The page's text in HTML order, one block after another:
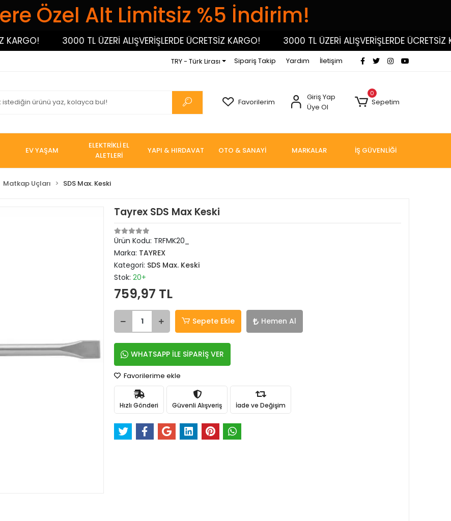
Özel Alt Limitsiz %5 İndirim!
3000 TL ÜZERİ ALIŞVERİŞLERDE ÜCRETSİZ KARGO! 3000 TL ÜZERİ ALIŞVERİŞLERDE ÜCRETSİZ
TRY - Türk Lirası Sipariş Takip Yardım İletişim
Favorilerim
Giriş Yap
Üye Ol
0
Sepetim
EV YAŞAM
ELEKTRİKLİ EL
ALETLERİ
YAPI & HIRDAVAT OTO & SANAYİ MARKALAR İŞ GÜVENLİĞİ
Matkap Uçları SDS Max. Keski
Tayrex SDS Max Keski
Ürün Kodu: TRFMK20_
Marka: TAYREX
Kategori: SDS Max. Keski
Stok: 20+
759,97 TL
Sepete Ekle Hemen Al
WHATSAPP İLE SİPARİŞ VER
Favorilerime ekle
Hızlı Gönderi Güvenli Alışveriş İade ve Değişim